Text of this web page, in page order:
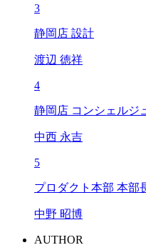
3
静岡店 設計
渡辺 徳祥
4
静岡店 コンシェルジ
中西 永吉
5
プロダクト本部 本部
中野 昭博
AUTHOR